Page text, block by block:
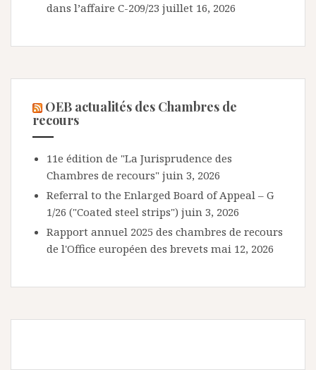
dans l’affaire C-209/23 juillet 16, 2026
OEB actualités des Chambres de
recours
11e édition de "La Jurisprudence des
Chambres de recours" juin 3, 2026
Referral to the Enlarged Board of Appeal – G
1/26 ("Coated steel strips") juin 3, 2026
Rapport annuel 2025 des chambres de recours
de l'Office européen des brevets mai 12, 2026